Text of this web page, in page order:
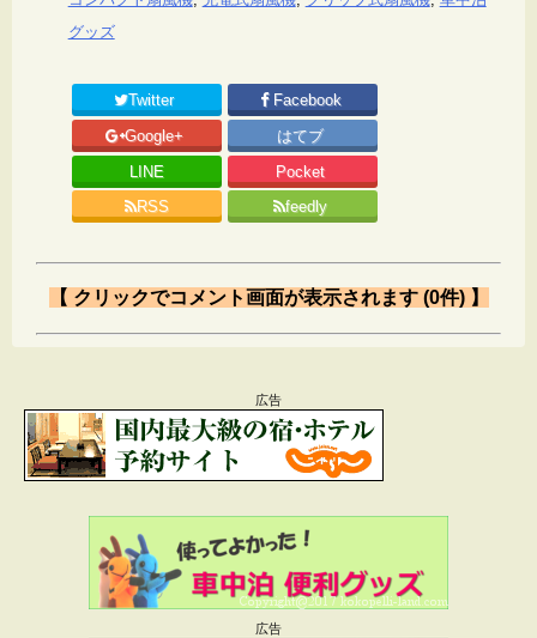
グッズ
Twitter
Facebook
Google+
はてブ
LINE
Pocket
RSS
feedly
【 クリックでコメント画面が表示されます (0件) 】
メールアドレスが公開されることはありません。
*が付いている欄は必須項目です
コメント
広告
広告